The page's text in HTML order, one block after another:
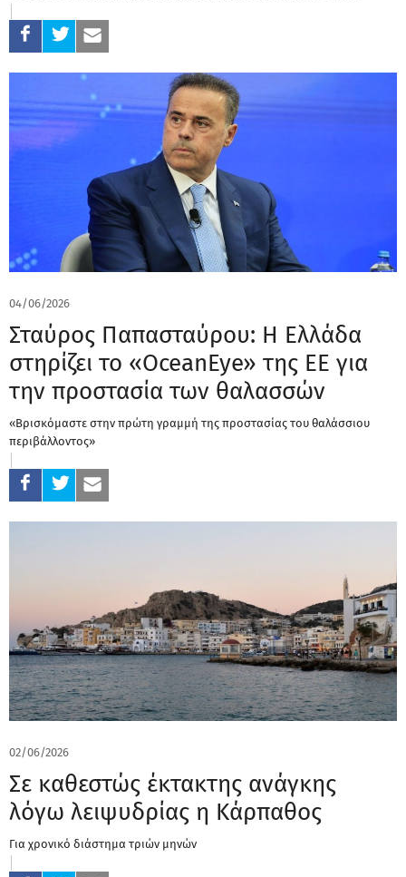
04/06/2026
Σταύρος Παπασταύρου: Η Ελλάδα
στηρίζει το «OceanEye» της ΕΕ για
την προστασία των θαλασσών
«Βρισκόμαστε στην πρώτη γραμμή της προστασίας του θαλάσσιου
περιβάλλοντος»
02/06/2026
Σε καθεστώς έκτακτης ανάγκης
λόγω λειψυδρίας η Κάρπαθος
Για χρονικό διάστημα τριών μηνών